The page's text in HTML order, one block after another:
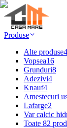
Produse
Alte produse
Vopsea16
Grunduri8
Adezivi4
Knauf4
Amestecuri
Lafarge2
Var calcic
Toate 82